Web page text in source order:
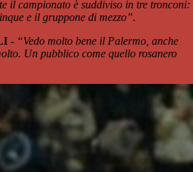
il campionato è suddiviso in tre tronconi:
e il gruppone di mezzo”.
- “Vedo molto bene il Palermo, anche
Un pubblico come quello rosanero